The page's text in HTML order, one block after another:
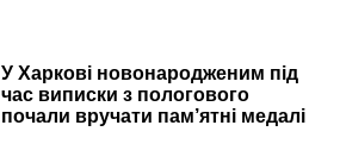
У Харкові новонародженим під
час виписки з пологового
почали вручати пам’ятні медалі